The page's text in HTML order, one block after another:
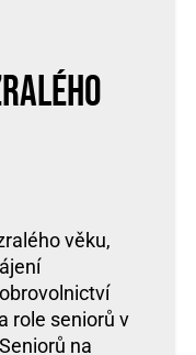
věku,
role seniorů v
na